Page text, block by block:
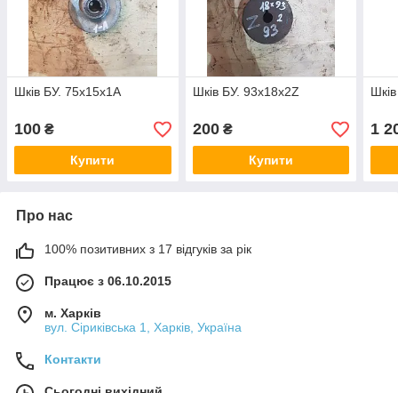
Шків БУ. 75х15х1А
100 ₴
Купити
Шків БУ. 93х18х2Z
200₴
Купити
1
Про нас
100% позитивних з 17 відгуків за рік
Працює з 06.10.2015
м. Харків
вул. Сіриківська 1, Харків, Україна
Контакти